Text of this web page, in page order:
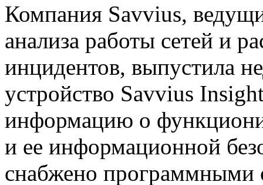
Компания Savvius,
анализа работы сетей и
инцидентов, выпустила
устройство Savvius
информацию о
и ее информационной
снабжено программными